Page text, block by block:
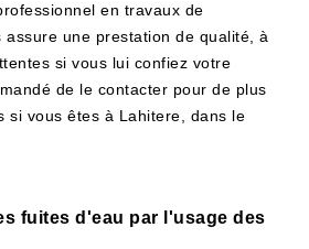
en travaux de
assure une prestation de qualité, à
si vous lui confiez votre
de le contacter pour de plus
si vous êtes à Lahitere, dans le
fuites d'eau par l'usage des